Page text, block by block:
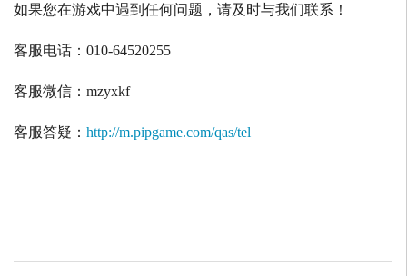
如果您在游戏中遇到任何问题，请及时与我们联系！
客服电话： 010-64520255
客服微信： mzyxkf
客服答疑： http://m.pipgame.com/qas/tel